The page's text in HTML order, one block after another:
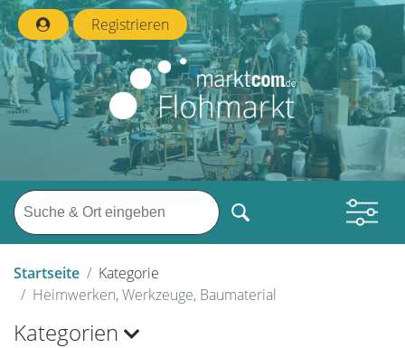
Registrieren
Startseite
Kategorie
Heimwerken, Werkzeuge, Baumaterial
Kategorien